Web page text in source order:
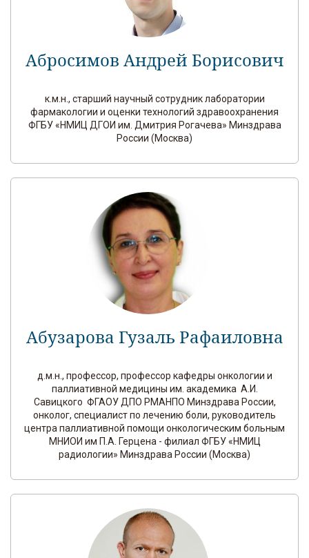
Абросимов Андрей Борисович
к.м.н., старший научный сотрудник лаборатории
фармакологии и оценки технологий здравоохранения
ФГБУ «НМИЦ ДГОИ им. Дмитрия Рогачева» Минздрава
России (Москва)
Абузарова Гузаль Рафаиловна
д.м.н., профессор, профессор кафедры онкологии и
паллиативной медицины им. академика А.И.
Савицкого ФГАОУ ДПО РМАНПО Минздрава России,
онколог, специалист по лечению боли, руководитель
центра паллиативной помощи онкологическим больным
МНИОИ им П.А. Герцена - филиал ФГБУ «НМИЦ
радиологии» Минздрава России (Москва)